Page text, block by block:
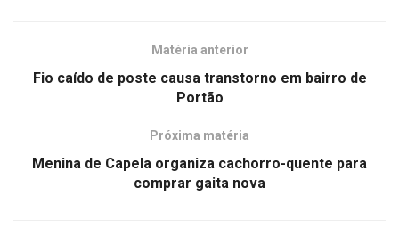
Matéria anterior
Fio caído de poste causa transtorno em bairro de
Portão
Próxima matéria
Menina de Capela organiza cachorro-quente para
comprar gaita nova